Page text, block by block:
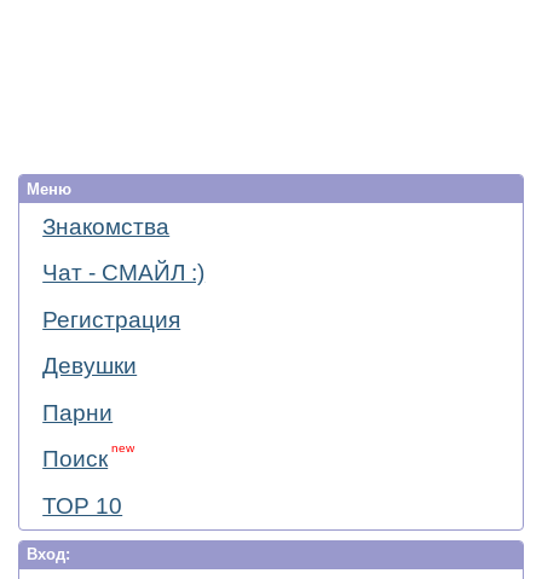
Меню
Знакомства
Чат - СМАЙЛ :)
Регистрация
Девушки
Парни
Поиск new
ТОР 10
Вход: